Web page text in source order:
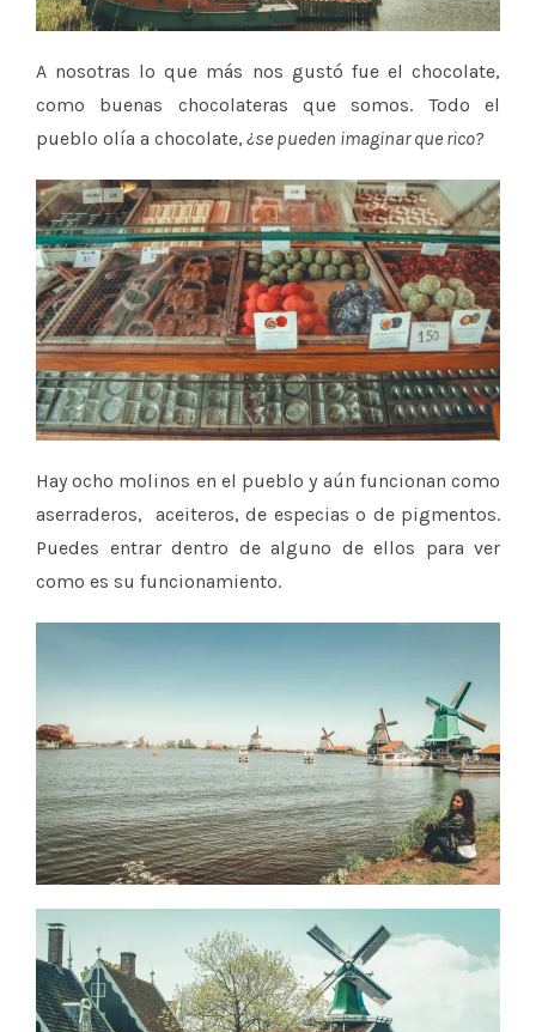
A nosotras lo que más nos gustó fue el chocolate,
como buenas chocolateras que somos. Todo el
pueblo olía a chocolate, ¿se pueden imaginar que rico?
Hay ocho molinos en el pueblo y aún funcionan como
aserraderos, aceiteros, de especias o de pigmentos.
Puedes entrar dentro de alguno de ellos para ver
como es su funcionamiento.